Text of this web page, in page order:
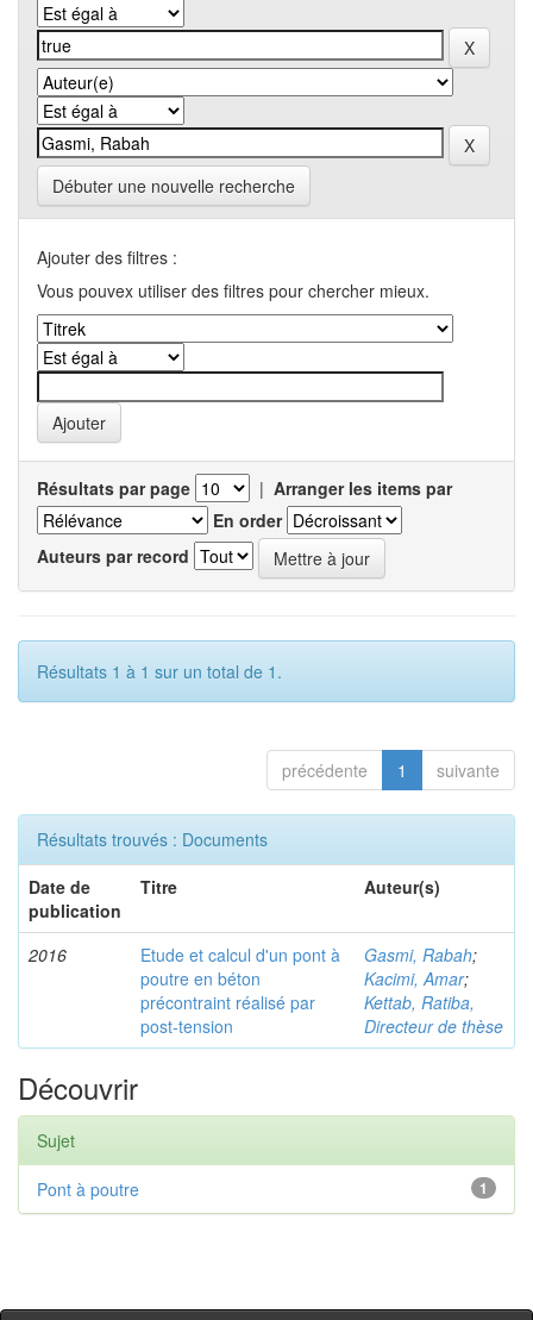
Débuter une nouvelle recherche
Ajouter des filtres :
Vous pouvex utiliser des filtres pour chercher mieux.
Résultats par page | Arranger les items par
En order
Auteurs par record
Résultats 1 à 1 sur un total de 1.
précédente 1 suivante
Résultats trouvés : Documents
Date de
publication
Titre Auteur(s)
2016
Etude et calcul d'un pont à
poutre en béton
précontraint réalisé par
post-tension
Gasmi, Rabah;
Kacimi, Amar;
Kettab, Ratiba,
Directeur de thèse
Découvrir
Sujet
1
Pont à poutre